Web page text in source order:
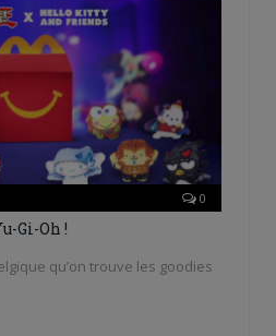
0
Gi-Oh !
qu’on trouve les goodies